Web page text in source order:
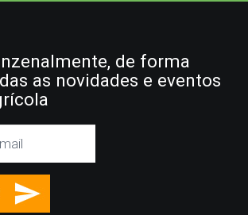
de forma
as novidades e eventos